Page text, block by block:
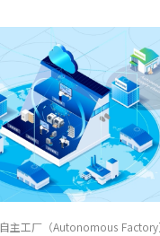
自主工厂（Autonomous Factory